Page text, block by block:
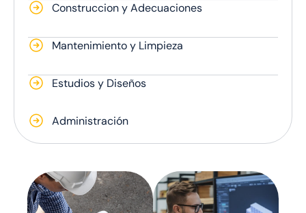
Construccion y Adecuaciones
Mantenimiento y Limpieza
Estudios y Diseños
Administración